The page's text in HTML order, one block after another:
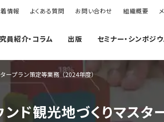
情報 よくある質問 お問い合わせ 組織概要
員紹介・コラム 出版 セミナー・シンポジ
ープラン策定等業務（2024年度）
ド観光地づくりマスタ